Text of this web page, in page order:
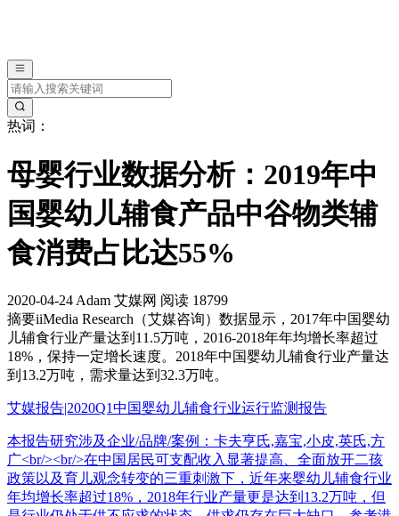
热词：
母婴行业数据分析：2019年中
国婴幼儿辅食产品中谷物类辅
食消费占比达55%
2020-04-24 Adam 艾媒网 阅读 18799
摘要iiMedia Research（艾媒咨询）数据显示，2017年中国婴幼
儿辅食行业产量达到11.5万吨，2016-2018年年均增长率超过
18%，保持一定增长速度。2018年中国婴幼儿辅食行业产量达
到13.2万吨，需求量达到32.3万吨。
艾媒报告|2020Q1中国婴幼儿辅食行业运行监测报告
本报告研究涉及企业/品牌/案例：卡夫亨氏,嘉宝,小皮,英氏,方
广<br/><br/>在中国居民可支配收入显著提高、全面放开二孩
政策以及育儿观念转变的三重刺激下，近年来婴幼儿辅食行业
年均增长率超过18%，2018年行业产量更是达到13.2万吨，但